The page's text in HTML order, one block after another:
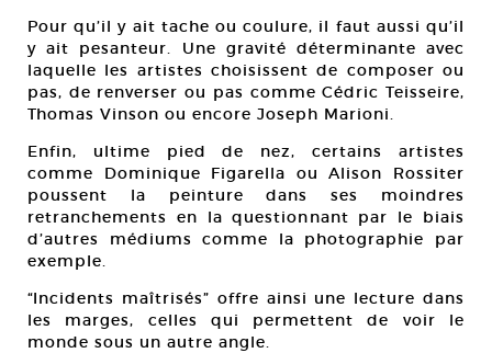
Pour qu’il y ait tache ou coulure, il faut aussi qu’il
y ait pesanteur. Une gravité déterminante avec
laquelle les artistes choisissent de composer ou
pas, de renverser ou pas comme Cédric Teisseire,
Thomas Vinson ou encore Joseph Marioni.
Enfin, ultime pied de nez, certains artistes
comme Dominique Figarella ou Alison Rossiter
poussent la peinture dans ses moindres
retranchements en la questionnant par le biais
d’autres médiums comme la photographie par
exemple.
“Incidents maîtrisés” offre ainsi une lecture dans
les marges, celles qui permettent de voir le
monde sous un autre angle.